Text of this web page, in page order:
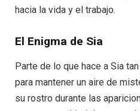
hacia la vida y el trabajo.
El Enigma de Sia
Parte de lo que hace a Sia
para mantener un aire de
su rostro durante las